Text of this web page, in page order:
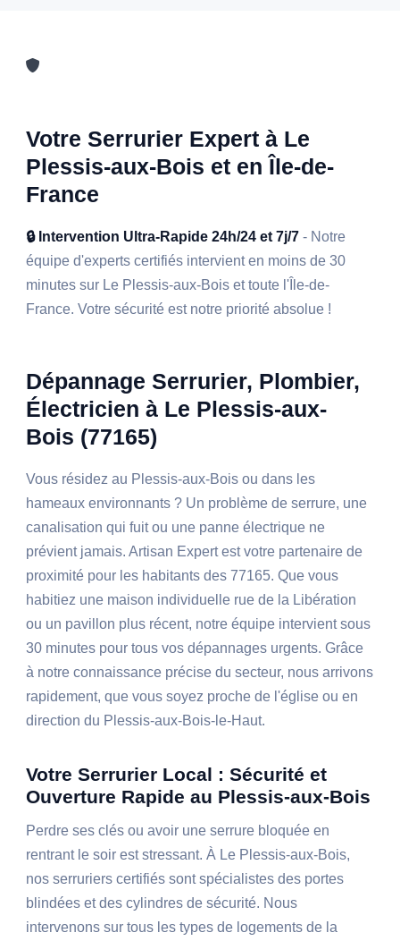
Votre Serrurier Expert à Le
Plessis-aux-Bois et en Île-de-
France
🔒 Intervention Ultra-Rapide 24h/24 et 7j/7 - Notre
équipe d'experts certifiés intervient en moins de 30
minutes sur Le Plessis-aux-Bois et toute l'Île-de-
France. Votre sécurité est notre priorité absolue !
Dépannage Serrurier, Plombier,
Électricien à Le Plessis-aux-
Bois (77165)
Vous résidez au Plessis-aux-Bois ou dans les
hameaux environnants ? Un problème de serrure, une
canalisation qui fuit ou une panne électrique ne
prévient jamais. Artisan Expert est votre partenaire de
proximité pour les habitants des 77165. Que vous
habitiez une maison individuelle rue de la Libération
ou un pavillon plus récent, notre équipe intervient sous
30 minutes pour tous vos dépannages urgents. Grâce
à notre connaissance précise du secteur, nous arrivons
rapidement, que vous soyez proche de l'église ou en
direction du Plessis-aux-Bois-le-Haut.
Votre Serrurier Local : Sécurité et
Ouverture Rapide au Plessis-aux-Bois
Perdre ses clés ou avoir une serrure bloquée en
rentrant le soir est stressant. À Le Plessis-aux-Bois,
nos serruriers certifiés sont spécialistes des portes
blindées et des cylindres de sécurité. Nous
intervenons sur tous les types de logements de la